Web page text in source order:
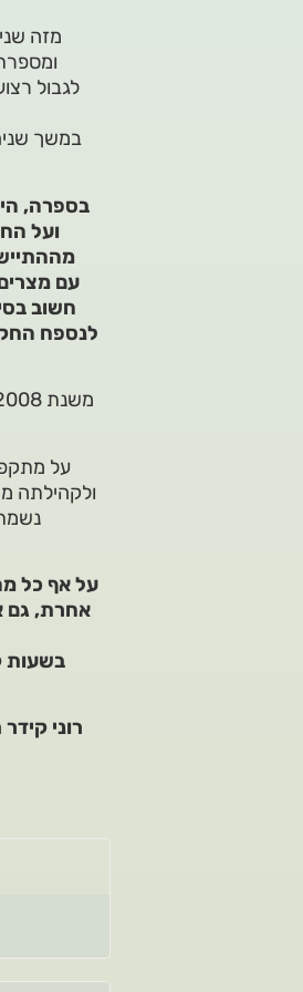
מזה
לגבול
במשך
בספרה,
ועל
עם
חשוב
לנספח
ולקהילתה
אחרת, גם
בשעות
רוני קידר